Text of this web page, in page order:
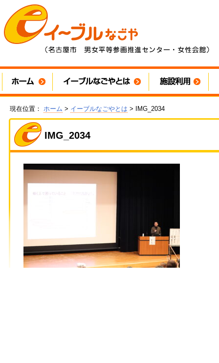
現在位置： ホーム > イーブルなごやとは > IMG_2034
IMG_2034